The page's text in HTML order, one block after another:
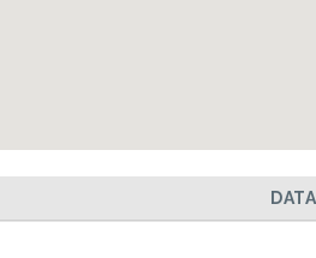
DATA